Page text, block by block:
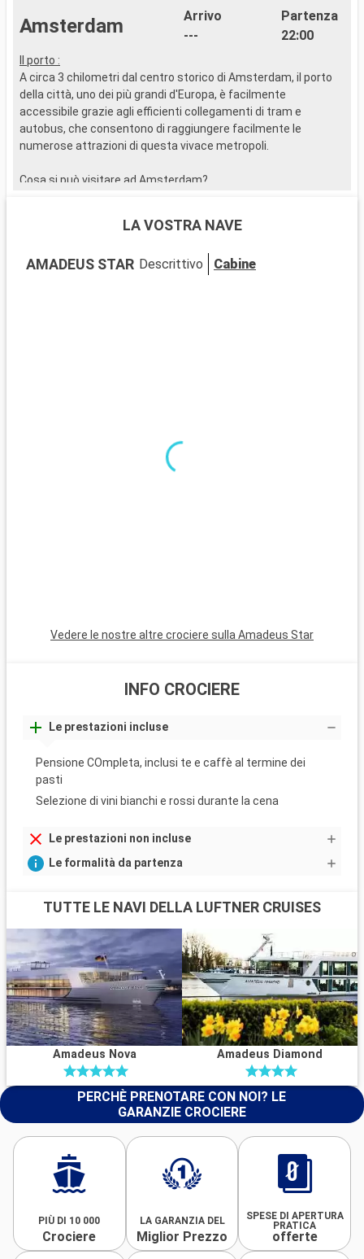
Amsterdam
Arrivo
---
Partenza
22:00
Il porto :
A circa 3 chilometri dal centro storico di Amsterdam, il porto
della città, uno dei più grandi d'Europa, è facilmente
accessibile grazie agli efficienti collegamenti di tram e
autobus, che consentono di raggiungere facilmente le
numerose attrazioni di questa vivace metropoli.
Cosa si può visitare ad Amsterdam?
lungo i canali vi permetterà di ammirare l'architettura unica
LA VOSTRA NAVE
AMADEUS STAR Descrittivo Cabine
Vedere le nostre altre crociere sulla Amadeus Star
INFO CROCIERE
Le prestazioni incluse
Pensione COmpleta, inclusi te e caffè al termine dei
pasti
Selezione di vini bianchi e rossi durante la cena
Le prestazioni non incluse
Le formalità da partenza
TUTTE LE NAVI DELLA LUFTNER CRUISES
Amadeus Nova Amadeus Diamond
PERCHÈ PRENOTARE CON NOI? LE
GARANZIE CROCIERE
PIÙ DI 10 000
Crociere
LA GARANZIA DEL
Miglior Prezzo
SPESE DI APERTURA
PRATICA
offerte